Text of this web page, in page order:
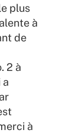
plus
à
de
2 à
a
à